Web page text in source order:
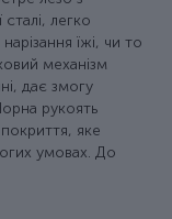
легко
їжі, чи то
механізм
дає змогу
рукоять
яке
умовах. До